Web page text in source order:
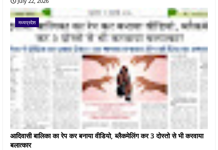
मध्यप्रदेश
आदिवासी बालिका का रेप कर बनाया वीडियो, ब्लैकमेलिंग कर 3 दोस्तो से भी करवाया
बलात्कार